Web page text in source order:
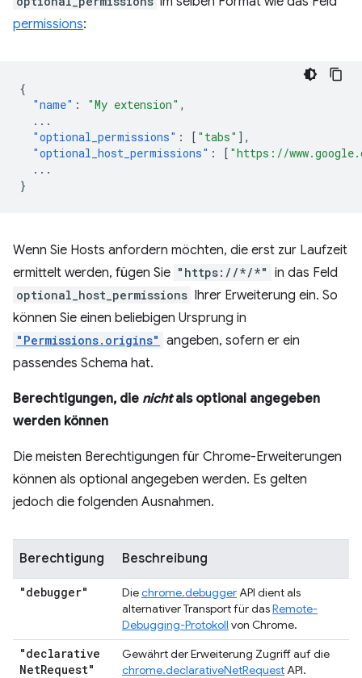
permissions:
{
"name" : "My extension" ,
...
"optional_permissions" : [ "tabs" ],
"optional_host_permissions" : [ "https://
...
}
Wenn Sie Hosts anfordern möchten, die erst zur Laufzeit
ermittelt werden, fügen Sie "https://*/*" in das Feld
optional_host_permissions Ihrer Erweiterung ein. So
können Sie einen beliebigen Ursprung in
"Permissions.origins" angeben, sofern er ein
passendes Schema hat.
Berechtigungen, die nichtals optional angegeben
werden können
Die meisten Berechtigungen für Chrome-Erweiterungen
können als optional angegeben werden. Es gelten
jedoch die folgenden Ausnahmen.
Berechtigung Beschreibung
"debugger" Diechrome.debuggerAPI dient als
alternativer Transport für dasRemote-
Debugging-Protokoll von Chrome.
"declarative
NetRequest"
Gewährt der Erweiterung Zugriff auf die
chrome.declarativeNetRequestAPI.